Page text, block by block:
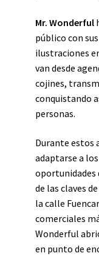
Mr. Wonderful
público con
ilustraciones
van desde
cojines,
conquistando
personas.
Durante estos
adaptarse a
oportunidades
de las claves
la calle
comerciales
Wonderful
en punto de